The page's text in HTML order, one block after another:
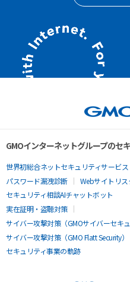
GMOインターネットグループのセ
世界初総合ネットセキュリティサービス
パスワード漏洩診断
Webサイトリス
セキュリティ相談AIチャットボット
実在証明・盗聴対策
サイバー攻撃対策（GMOサイバーセキ
サイバー攻撃対策（GMO Flatt Security）
セキュリティ事業の軌跡